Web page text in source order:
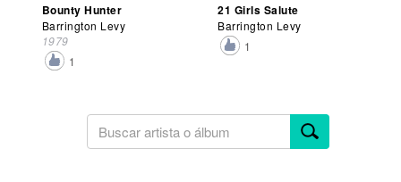
Bounty Hunter
Barrington Levy
1979
1
21 Girls Salute
Barrington Levy
1